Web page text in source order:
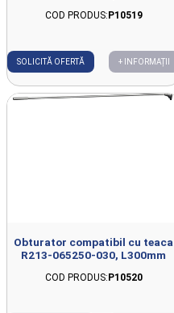
COD PRODUS:P10519
SOLICITĂ OFERTĂ + INFORMAȚII
Obturator compatibil cu teaca
R213-065250-030, L300mm
COD PRODUS: P10520